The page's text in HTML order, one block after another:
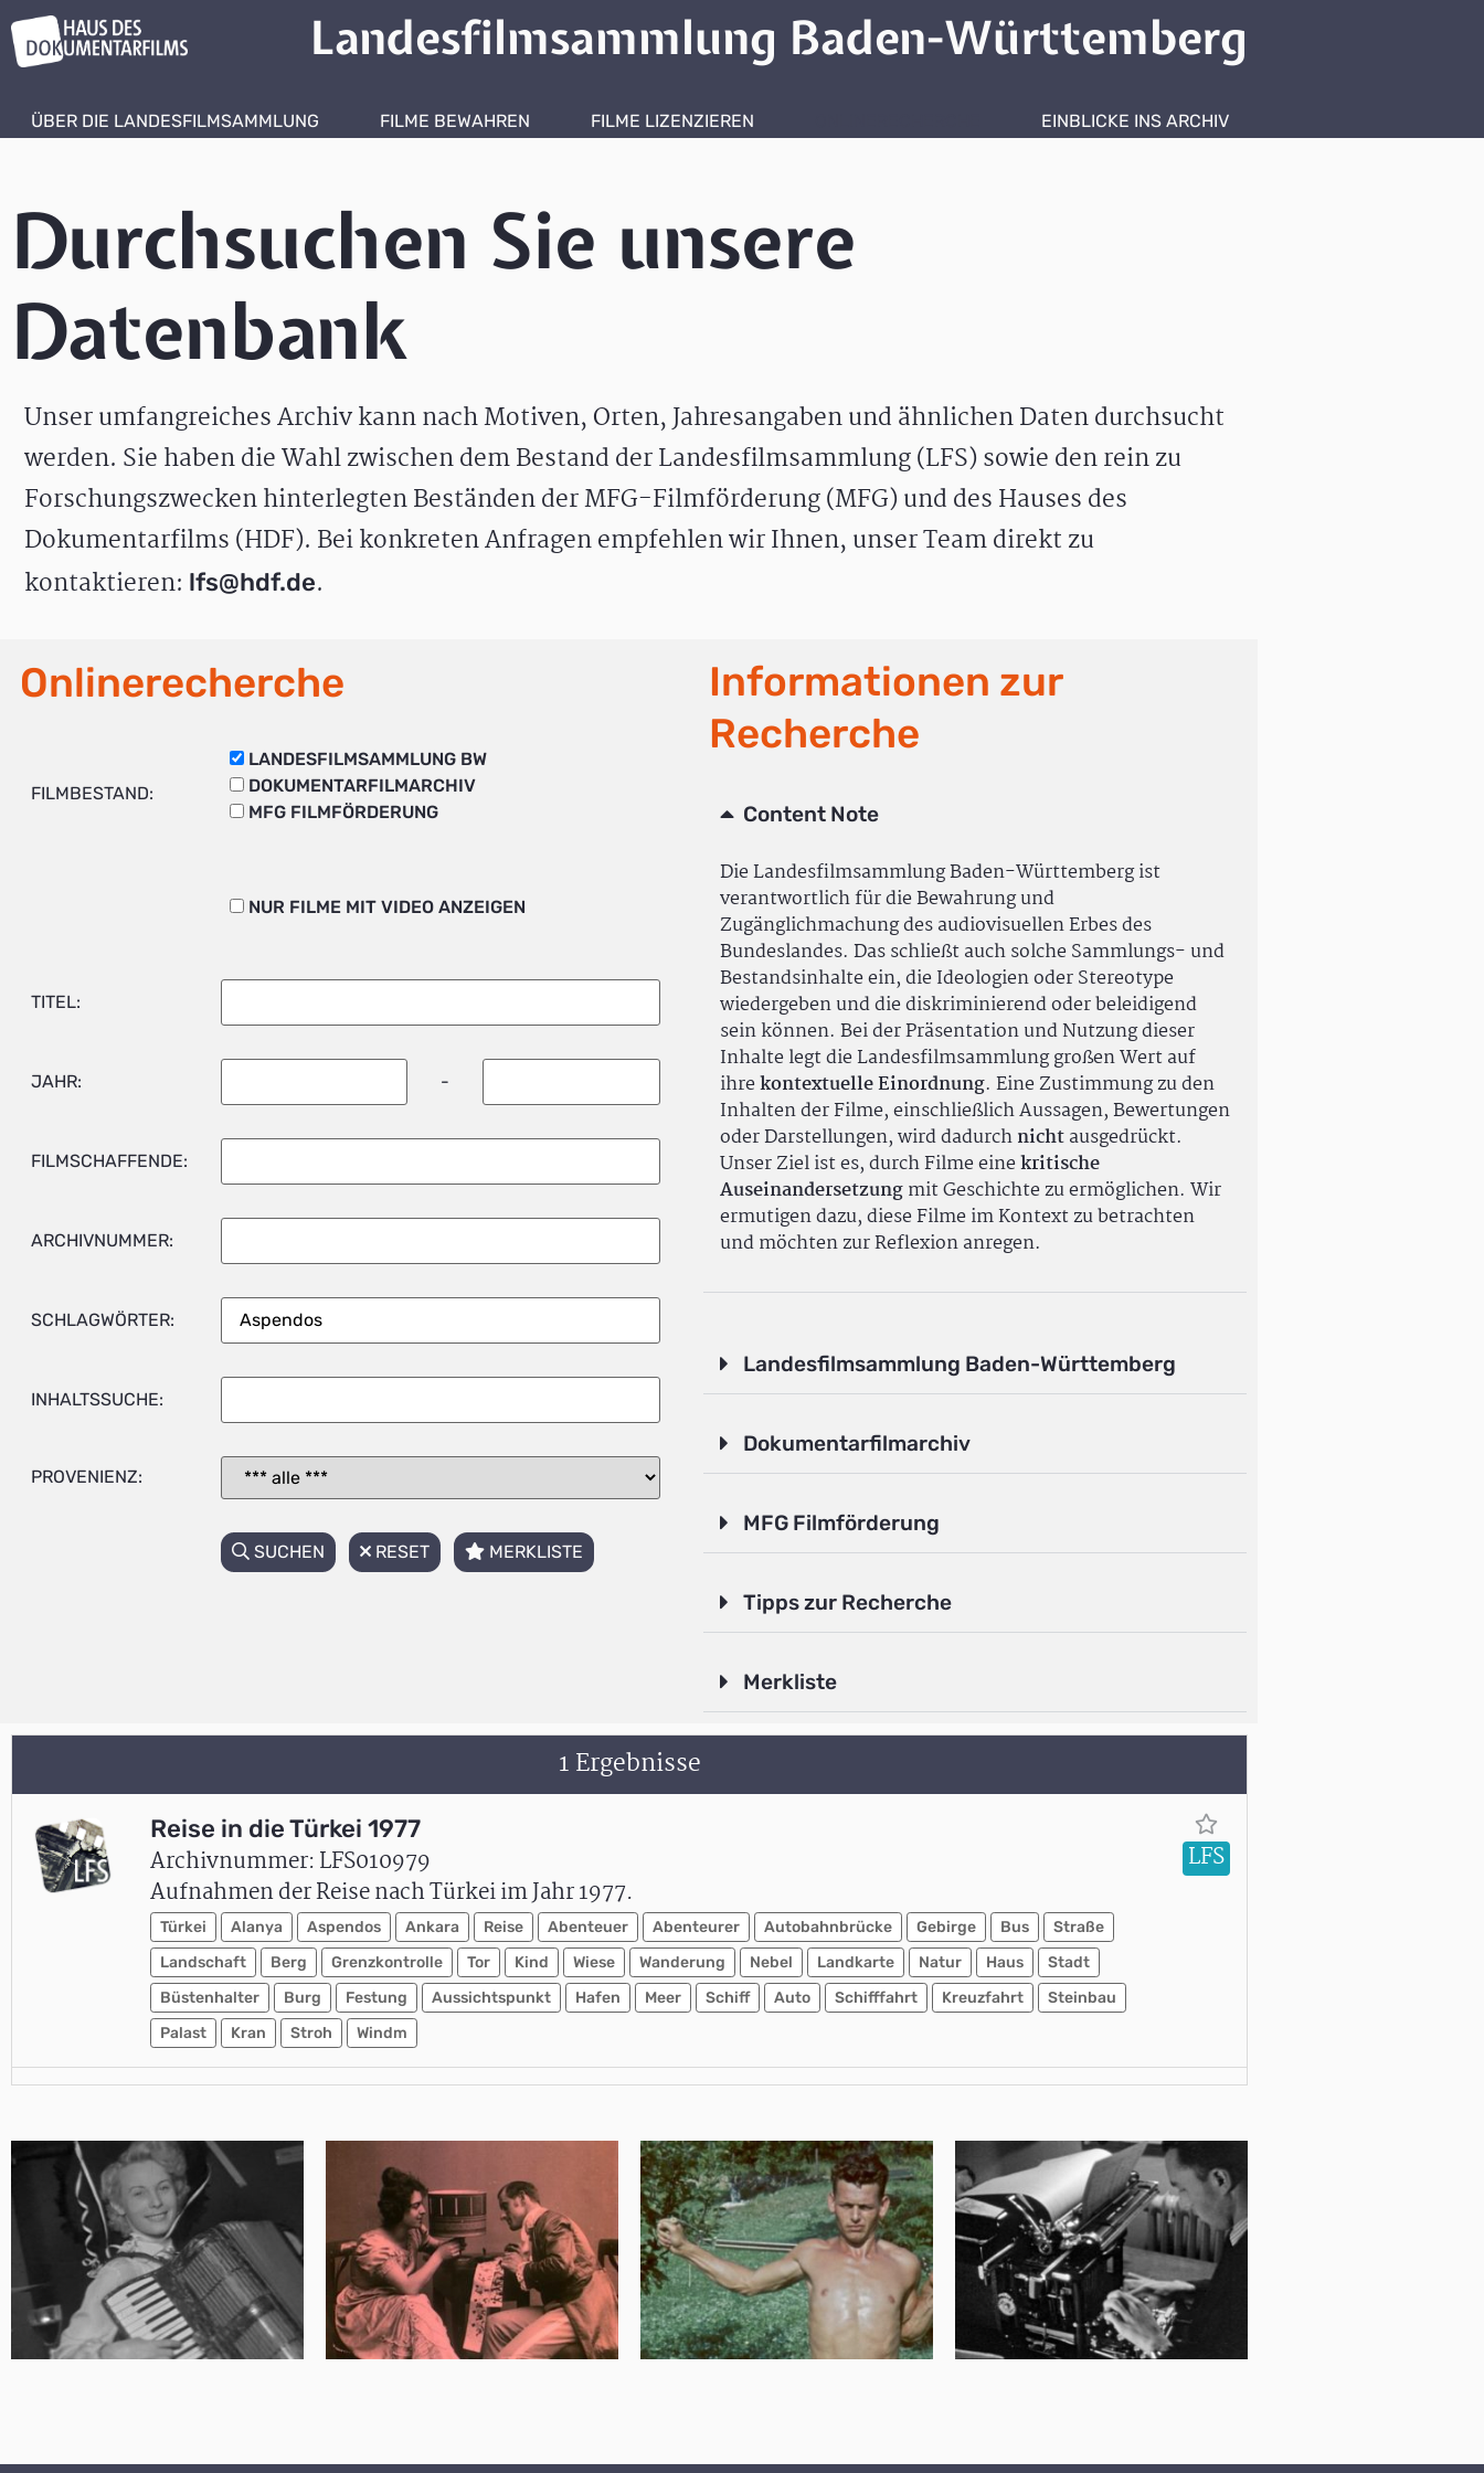
Landesfilmsammlung Baden-Württemberg
ÜBER DIE LANDESFILMSAMMLUNG FILME BEWAHREN FILME LIZENZIEREN EINBLICKE INS ARCHIV
Durchsuchen Sie unsere
Datenbank
Unser umfangreiches Archiv kann nach Motiven, Orten, Jahresangaben und ähnlichen Daten durchsucht
werden. Sie haben die Wahl zwischen dem Bestand der Landesfilmsammlung (LFS) sowie den rein zu
Forschungszwecken hinterlegten Beständen der MFG-Filmförderung (MFG) und des Hauses des
Dokumentarfilms (HDF). Bei konkreten Anfragen empfehlen wir Ihnen, unser Team direkt zu
kontaktieren: lfs@hdf.de.
Onlinerecherche
FILMBESTAND:
LANDESFILMSAMMLUNG BW
DOKUMENTARFILMARCHIV
MFG FILMFÖRDERUNG
NUR FILME MIT VIDEO ANZEIGEN
TITEL:
JAHR: -
FILMSCHAFFENDE:
ARCHIVNUMMER:
SCHLAGWÖRTER:
INHALTSSUCHE:
PROVENIENZ:
SUCHEN RESET MERKLISTE
Informationen zur
Recherche
Content Note
Die Landesfilmsammlung Baden-Württemberg ist
verantwortlich für die Bewahrung und
Zugänglichmachung des audiovisuellen Erbes des
Bundeslandes. Das schließt auch solche Sammlungs- und
Bestandsinhalte ein, die Ideologien oder Stereotype
wiedergeben und die diskriminierend oder beleidigend
sein können. Bei der Präsentation und Nutzung dieser
Inhalte legt die Landesfilmsammlung großen Wert auf
ihrekontextuelle Einordnung. Eine Zustimmung zu den
Inhalten der Filme, einschließlich Aussagen, Bewertungen
oder Darstellungen, wird dadurchnichtausgedrückt.
Unser Ziel ist es, durch Filme einekritische
Auseinandersetzungmit Geschichte zu ermöglichen. Wir
ermutigen dazu, diese Filme im Kontext zu betrachten
und möchten zur Reflexion anregen.
Landesfilmsammlung Baden-Württemberg
Dokumentarfilmarchiv
MFG Filmförderung
Tipps zur Recherche
Merkliste
1 Ergebnisse
Reise in die Türkei 1977
Archivnummer: LFS010979
Aufnahmen der Reise nach Türkei im Jahr 1977.
Türkei Alanya Aspendos Ankara Reise Abenteuer Abenteurer Autobahnbrücke Gebirge Bus
Straße
Landschaft
Berg Grenzkontrolle Tor Kind Wiese Wanderung Nebel Landkarte Natur Haus
Stadt
Büstenhalter
Burg Festung Aussichtspunkt Hafen Meer Schiff Auto Schifffahrt Kreuzfahrt
Steinbau
Palast
Kran Stroh Windm
LFS